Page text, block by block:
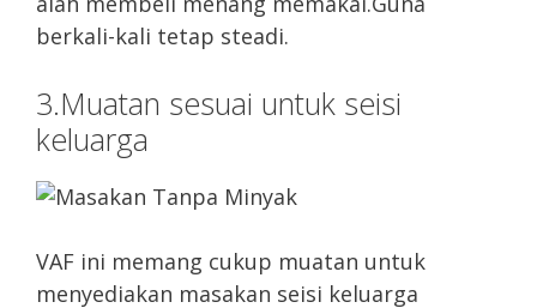
berkali-kali tetap steadi.
3.Muatan sesuai untuk seisi
keluarga
VAF ini memang cukup muatan untuk
menyediakan masakan seisi keluarga